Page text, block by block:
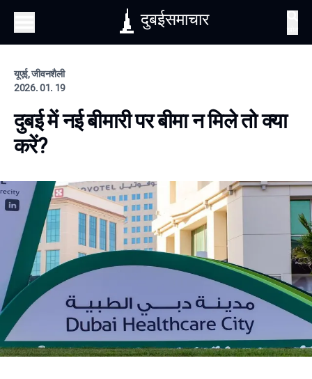
दुबईसमाचार
यूएई, जीवनशैली
2026. 01. 19
दुबई में नई बीमारी पर बीमा न मिले तो क्या
करें?